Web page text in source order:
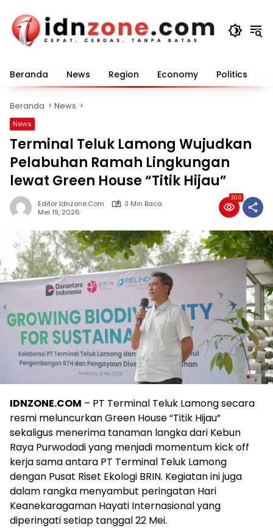
konten
Beranda News Region Economy Politics
Beranda News
News
Terminal Teluk Lamong Wujudkan
Pelabuhan Ramah Lingkungan
lewat Green House “Titik Hijau”
Editor Idnzone.com
3 Min Baca
Mei 19, 2026
206
IDNZONE.COM – PT Terminal Teluk Lamong secara
resmi meluncurkan Green House “Titik Hijau”
sekaligus menerima tanaman langka dari Kebun
Raya Purwodadi yang menjadi momentum kick off
kerja sama antara PT Terminal Teluk Lamong
dengan Pusat Riset Ekologi BRIN. Kegiatan ini juga
dalam rangka menyambut peringatan Hari
Keanekaragaman Hayati Internasional yang
diperingati setiap tanggal 22 Mei.